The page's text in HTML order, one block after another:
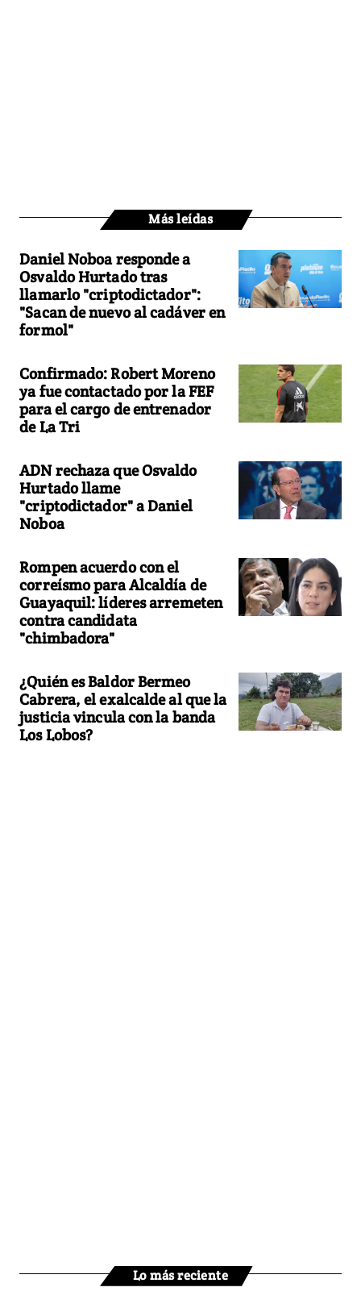
Más leídas
Daniel Noboa responde a
Osvaldo Hurtado tras
llamarlo "criptodictador":
"Sacan de nuevo al cadáver en
formol"
Confirmado: Robert Moreno
ya fue contactado por la FEF
para el cargo de entrenador
de La Tri
ADN rechaza que Osvaldo
Hurtado llame
"criptodictador" a Daniel
Noboa
Rompen acuerdo con el
correísmo para Alcaldía de
Guayaquil: líderes arremeten
contra candidata
"chimbadora"
¿Quién es Baldor Bermeo
Cabrera, el exalcalde al que la
justicia vincula con la banda
Los Lobos?
Lo más reciente